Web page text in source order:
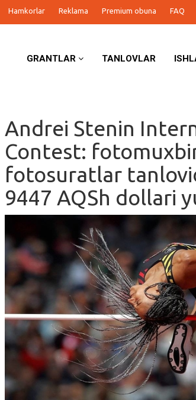
Hamkorlar Reklama Premium obuna FAQ
GRANTLAR TANLOVLAR
Andrei Stenin
Contest:
fotosuratlar
9447 AQSh dollari